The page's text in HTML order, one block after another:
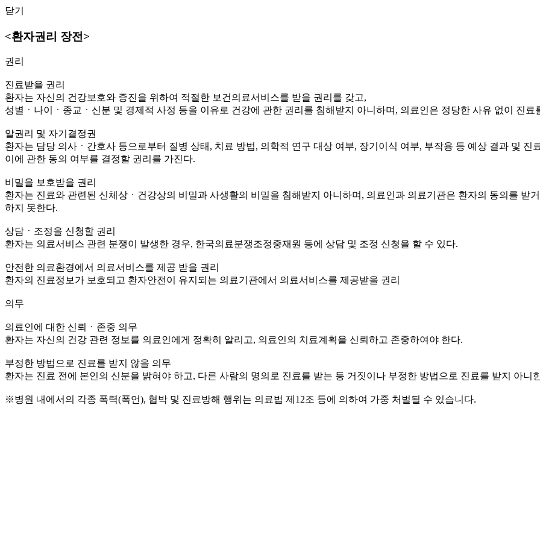
닫기
<환자권리 장전>
권리
진료받을 권리
환자는 자신의 건강보호와 증진을 위하여 적절한 보건의료서비스를 받을 권리를 갖고,
성별ㆍ나이ㆍ종교ㆍ신분 및 경제적 사정 등을 이유로 건강에 관한 권리를 침해받지 아니하며, 의료인은 정당한 사유 없이 진료
알권리 및 자기결정권
환자는 담당 의사ㆍ간호사 등으로부터 질병 상태, 치료 방법, 의학적 연구 대상 여부, 장기이식 여부, 부작용 등 예상 결과 및
이에 관한 동의 여부를 결정할 권리를 가진다.
비밀을 보호받을 권리
환자는 진료와 관련된 신체상ㆍ건강상의 비밀과 사생활의 비밀을 침해받지 아니하며, 의료인과 의료기관은 환자의 동의를 받
하지 못한다.
상담ㆍ조정을 신청할 권리
환자는 의료서비스 관련 분쟁이 발생한 경우, 한국의료분쟁조정중재원 등에 상담 및 조정 신청을 할 수 있다.
안전한 의료환경에서 의료서비스를 제공 받을 권리
환자의 진료정보가 보호되고 환자안전이 유지되는 의료기관에서 의료서비스를 제공받을 권리
의무
의료인에 대한 신뢰ㆍ존중 의무
환자는 자신의 건강 관련 정보를 의료인에게 정확히 알리고, 의료인의 치료계획을 신뢰하고 존중하여야 한다.
부정한 방법으로 진료를 받지 않을 의무
환자는 진료 전에 본인의 신분을 밝혀야 하고, 다른 사람의 명의로 진료를 받는 등 거짓이나 부정한 방법으로 진료를 받지 아니
※병원 내에서의 각종 폭력(폭언), 협박 및 진료방해 행위는 의료법 제12조 등에 의하여 가중 처벌될 수 있습니다.